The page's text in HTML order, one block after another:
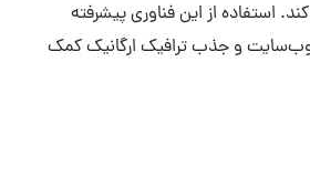
استفاده از این فناوری پیشرفته
وب‌سایت و جذب ترافیک ارگانیک کمک